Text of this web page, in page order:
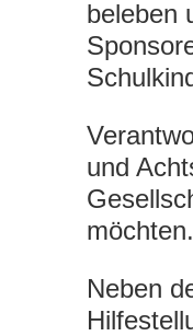
beleben
und
möchten.
Neben